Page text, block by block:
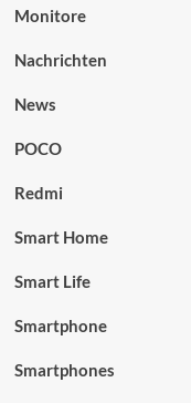
Monitore
Nachrichten
News
POCO
Redmi
Smart Home
Smart Life
Smartphone
Smartphones